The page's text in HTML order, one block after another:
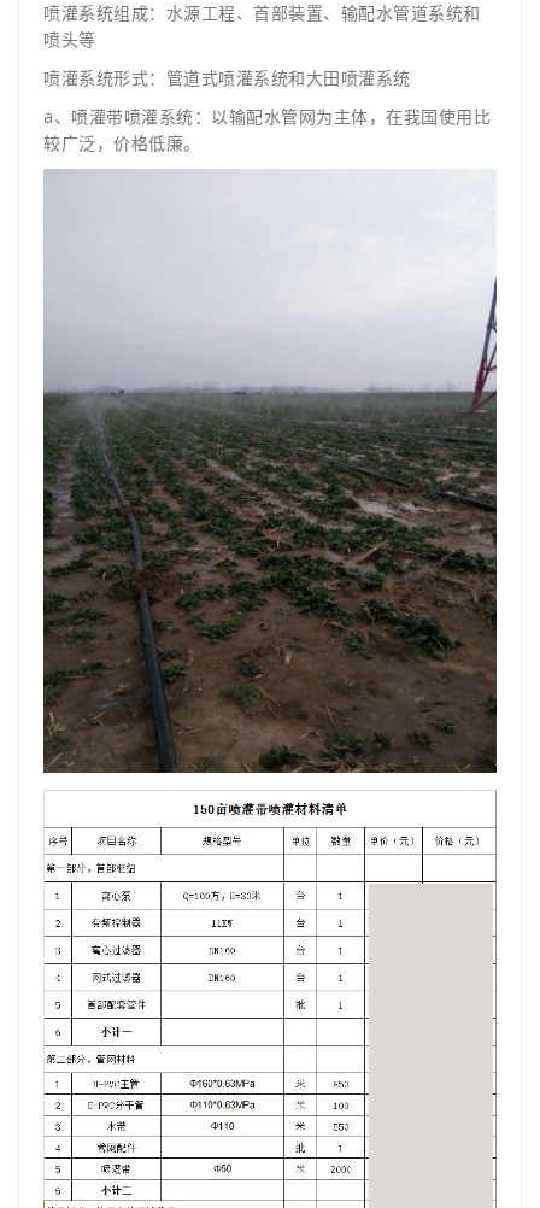
喷灌系统组成：水源工程、首部装置、输配水管道系统和
喷头等
喷灌系统形式：管道式喷灌系统和大田喷灌系统
a、喷灌带喷灌系统：以输配水管网为主体，在我国使用比
较广泛，价格低廉。